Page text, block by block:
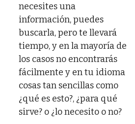
necesites una
información, puedes
buscarla, pero te llevará
tiempo, y en la mayoría de
los casos no encontrarás
fácilmente y en tu idioma
cosas tan sencillas como
¿qué es esto?, ¿para qué
sirve? o ¿lo necesito o no?